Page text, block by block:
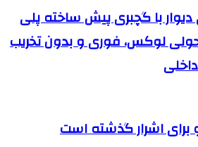
دیوار با گچبری پیش ساخته پلی
لوکس، فوری و بدون تخریب
برای اشرار گذشته است